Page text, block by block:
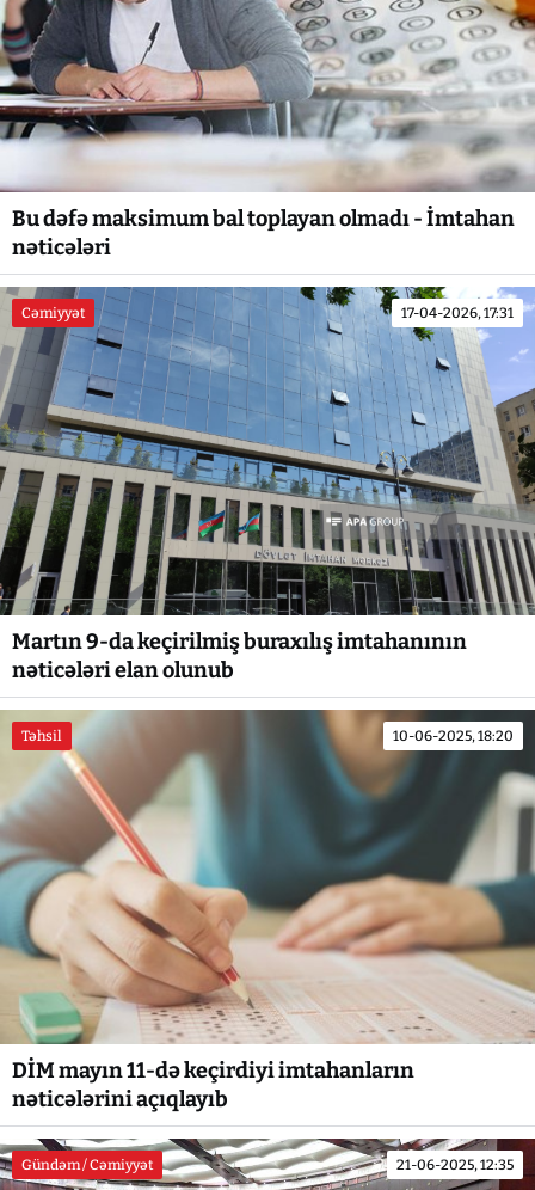
Bu dəfə maksimum bal toplayan olmadı - İmtahan
nəticələri
Cəmiyyət 17-04-2026, 17:31
Martın 9-da keçirilmiş buraxılış imtahanının
nəticələri elan olunub
Təhsil 10-06-2025, 18:20
DİM mayın 11-də keçirdiyi imtahanların
nəticələrini açıqlayıb
Gündəm / Cəmiyyət 21-06-2025, 12:35